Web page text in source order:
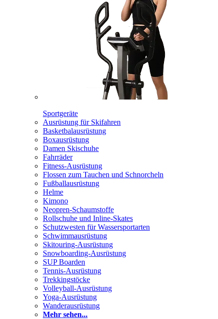
Sportgeräte
Ausrüstung für Skifahren
Basketbalausrüstung
Boxausrüstung
Damen Skischuhe
Fahrräder
Fitness-Ausrüstung
Flossen zum Tauchen und Schnorcheln
Fußballausrüstung
Helme
Kimono
Neopren-Schaumstoffe
Rollschuhe und Inline-Skates
Schutzwesten für Wassersportarten
Schwimmausrüstung
Skitouring-Ausrüstung
Snowboarding-Ausrüstung
SUP Boarden
Tennis-Ausrüstung
Trekkingstöcke
Volleyball-Ausrüstung
Yoga-Ausrüstung
Wanderausrüstung
Mehr sehen...